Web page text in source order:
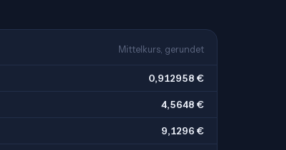
Mittelkurs, gerundet
0,912958 €
4,5648 €
9,1296 €